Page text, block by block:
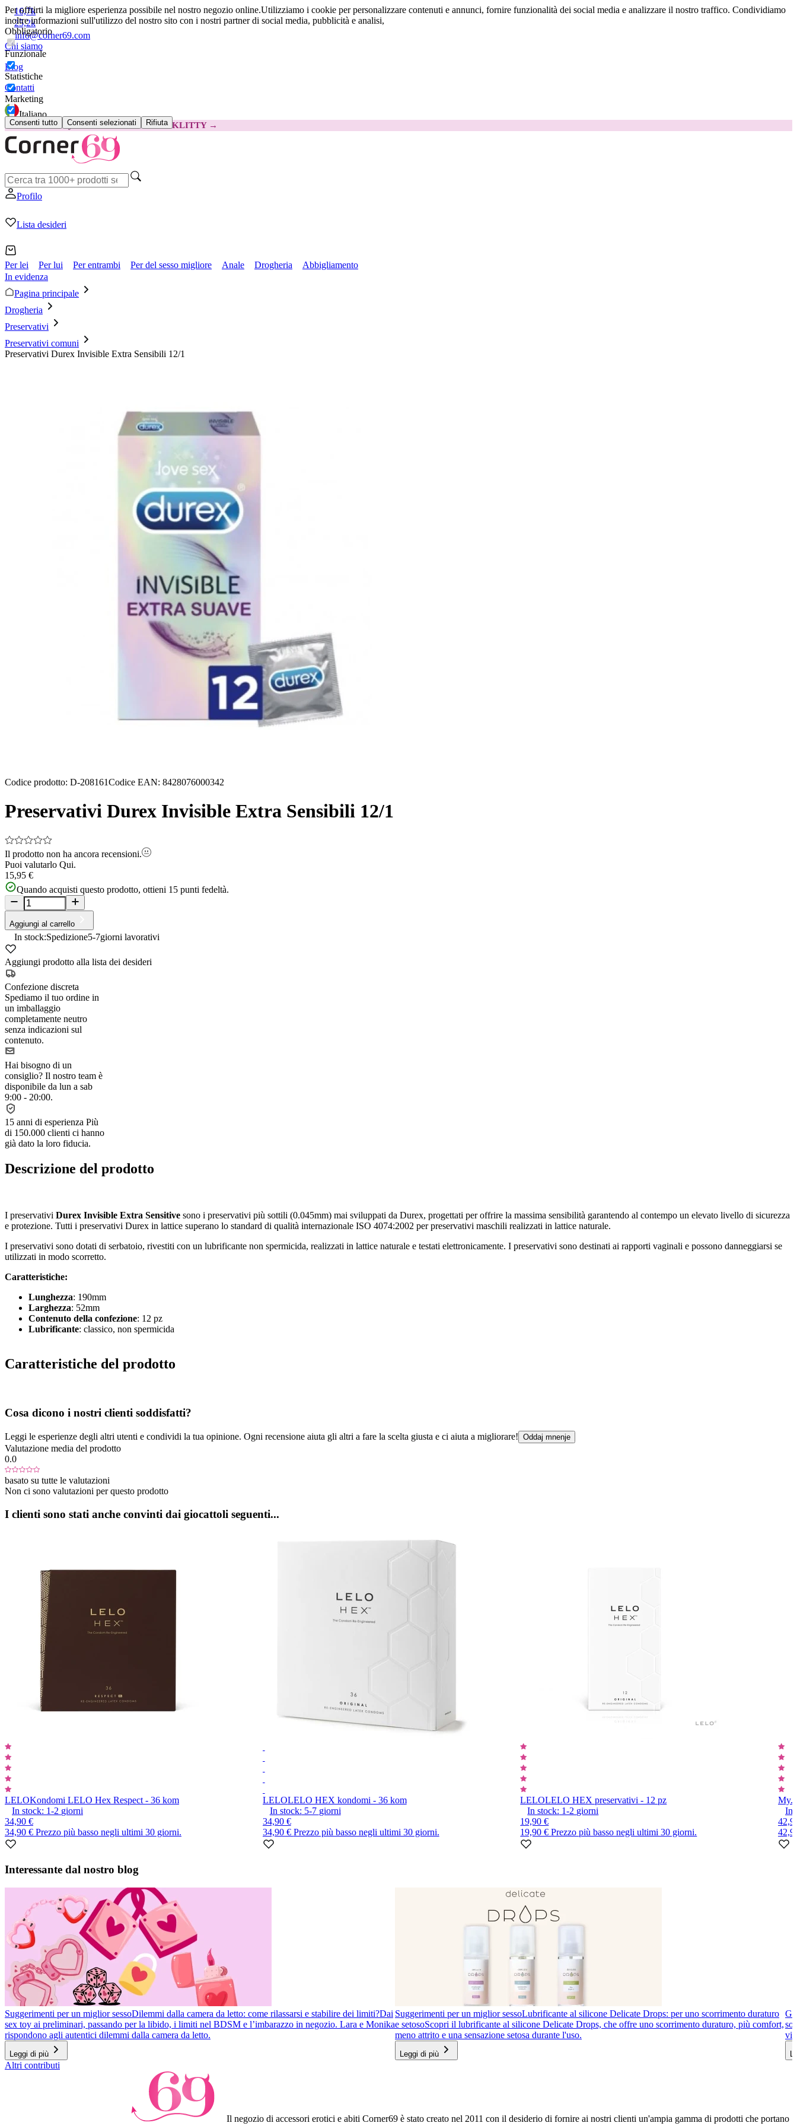
Per offrirti la migliore esperienza possibile nel nostro negozio online.Utilizziamo i cookie per personalizzare contenuti e annunci, fornire funzionalità dei social media e analizzare il nostro traffico. Condividiamo
inoltre informazioni sull'utilizzo del nostro sito con i nostri partner di social media, pubblicità e analisi,
Obbligatorio
Funzionale
Statistiche
Marketing
Consenti tutto Consenti selezionati Rifiuta
16,7k
25,2k
info@corner69.com
Chi siamo
Blog
Contatti
Italiano
😽Svakom Klitty: 15 € IN MENO Codice: KLITTY →
Profilo
Lista desideri
Per lei Per lui Per entrambi Per del sesso migliore Anale Drogheria
Abbigliamento
In evidenza
Pagina principale
Drogheria
Preservativi
Preservativi comuni
Preservativi Durex Invisible Extra Sensibili 12/1
Codice prodotto: D-208161Codice EAN: 8428076000342
Preservativi Durex Invisible Extra Sensibili 12/1
Il prodotto non ha ancora recensioni.
Puoi valutarlo Qui.
15,95 €
Quando acquisti questo prodotto, ottieni 15 punti fedeltà.
Aggiungi al carrello
In stock:Spedizione5-7giorni lavorativi
Aggiungi prodotto alla lista dei desideri
Confezione discreta
Spediamo il tuo ordine in
un imballaggio
completamente neutro
senza indicazioni sul
contenuto.
Hai bisogno di un
consiglio? Il nostro team è
disponibile da lun a sab
9:00 - 20:00.
15 anni di esperienza Più
di 150.000 clienti ci hanno
già dato la loro fiducia.
Descrizione del prodotto
I preservativi Durex Invisible Extra Sensitive sono i preservativi più sottili (0.045mm) mai sviluppati da Durex, progettati per offrire la massima sensibilità garantendo al contempo un elevato livello di sicurezza
e protezione. Tutti i preservativi Durex in lattice superano lo standard di qualità internazionale ISO 4074:2002 per preservativi maschili realizzati in lattice naturale.
I preservativi sono dotati di serbatoio, rivestiti con un lubrificante non spermicida, realizzati in lattice naturale e testati elettronicamente. I preservativi sono destinati ai rapporti vaginali e possono danneggiarsi se
utilizzati in modo scorretto.
Caratteristiche:
Lunghezza: 190mm
Larghezza: 52mm
Contenuto della confezione: 12 pz
Lubrificante: classico, non spermicida
Caratteristiche del prodotto
Cosa dicono i nostri clienti soddisfatti?
Leggi le esperienze degli altri utenti e condividi la tua opinione. Ogni recensione aiuta gli altri a fare la scelta giusta e ci aiuta a migliorare! Oddaj mnenje
Valutazione media del prodotto
0.0
basato su tutte le valutazioni
Non ci sono valutazioni per questo prodotto
I clienti sono stati anche convinti dai giocattoli seguenti...
LELOKondomi LELO Hex Respect - 36 kom
In stock: 1-2 giorni
34,90 €
34,90 € Prezzo più basso negli ultimi 30 giorni.
LELOLELO HEX kondomi - 36 kom
In stock: 5-7 giorni
34,90 €
34,90 € Prezzo più basso negli ultimi 30 giorni.
LELOLELO HEX preservativi - 12 pz
In stock: 1-2 giorni
19,90 €
19,90 €Prezzo più basso negli ultimi 30 giorni.
In
1
10
Interessante dal nostro blog
Suggerimenti per un miglior sessoDilemmi dalla camera da letto: come rilassarsi e stabilire dei limiti?Dai
sex toy ai preliminari, passando per la libido, i limiti nel BDSM e l’imbarazzo in negozio. Lara e Monika
rispondono agli autentici dilemmi dalla camera da letto.
Leggi di più
Suggerimenti per un miglior sessoLubrificante al silicone Delicate Drops: per uno scorrimento duraturo
e setosoScopri il lubrificante al silicone Delicate Drops, che offre uno scorrimento duraturo, più comfort,
meno attrito e una sensazione setosa durante l'uso.
Leggi di più
Item
Altri contributi
Il negozio di accessori erotici e abiti Corner69 è stato creato nel 2011 con il desiderio di fornire ai nostri clienti un'ampia gamma di prodotti che portano